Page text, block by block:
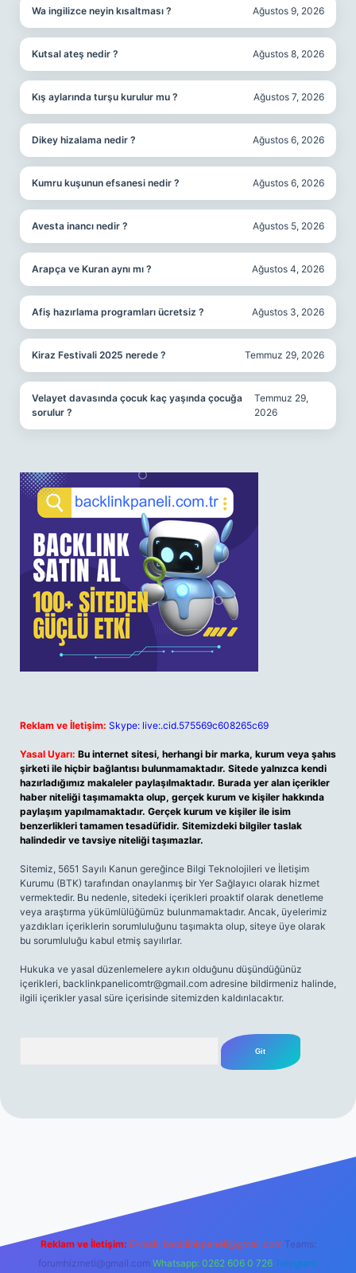
Wa ingilizce neyin kısaltması ? Ağustos 9, 2026
Kutsal ateş nedir ? Ağustos 8, 2026
Kış aylarında turşu kurulur mu ? Ağustos 7, 2026
Dikey hizalama nedir ? Ağustos 6, 2026
Kumru kuşunun efsanesi nedir ? Ağustos 6, 2026
Avesta inancı nedir ? Ağustos 5, 2026
Arapça ve Kuran aynı mı ? Ağustos 4, 2026
Afiş hazırlama programları ücretsiz ? Ağustos 3, 2026
Kiraz Festivali 2025 nerede ? Temmuz 29, 2026
Velayet davasında çocuk kaç yaşında çocuğa
sorulur ?
Temmuz 29,
2026
Reklam ve İletişim: Skype: live:.cid.575569c608265c69
Yasal Uyarı: Bu internet sitesi, herhangi bir marka, kurum veya şahıs
şirketi ile hiçbir bağlantısı bulunmamaktadır. Sitede yalnızca kendi
hazırladığımız makaleler paylaşılmaktadır. Burada yer alan içerikler
haber niteliği taşımamakta olup, gerçek kurum ve kişiler hakkında
paylaşım yapılmamaktadır. Gerçek kurum ve kişiler ile isim
benzerlikleri tamamen tesadüfidir. Sitemizdeki bilgiler taslak
halindedir ve tavsiye niteliği taşımazlar.
Sitemiz, 5651 Sayılı Kanun gereğince Bilgi Teknolojileri ve İletişim
Kurumu (BTK) tarafından onaylanmış bir Yer Sağlayıcı olarak hizmet
vermektedir. Bu nedenle, sitedeki içerikleri proaktif olarak denetleme
veya araştırma yükümlülüğümüz bulunmamaktadır. Ancak, üyelerimiz
yazdıkları içeriklerin sorumluluğunu taşımakta olup, siteye üye olarak
bu sorumluluğu kabul etmiş sayılırlar.
Hukuka ve yasal düzenlemelere aykırı olduğunu düşündüğünüz
içerikleri, backlinkpanelicomtr@gmail.com adresine bildirmeniz halinde,
ilgili içerikler yasal süre içerisinde sitemizden kaldırılacaktır.
Reklam ve İletişim: E-mail: backlinkpaneli@gmail.com Teams:
forumhizmeti@gmail.com Whatsapp: 0262 606 0 726 Telegram: